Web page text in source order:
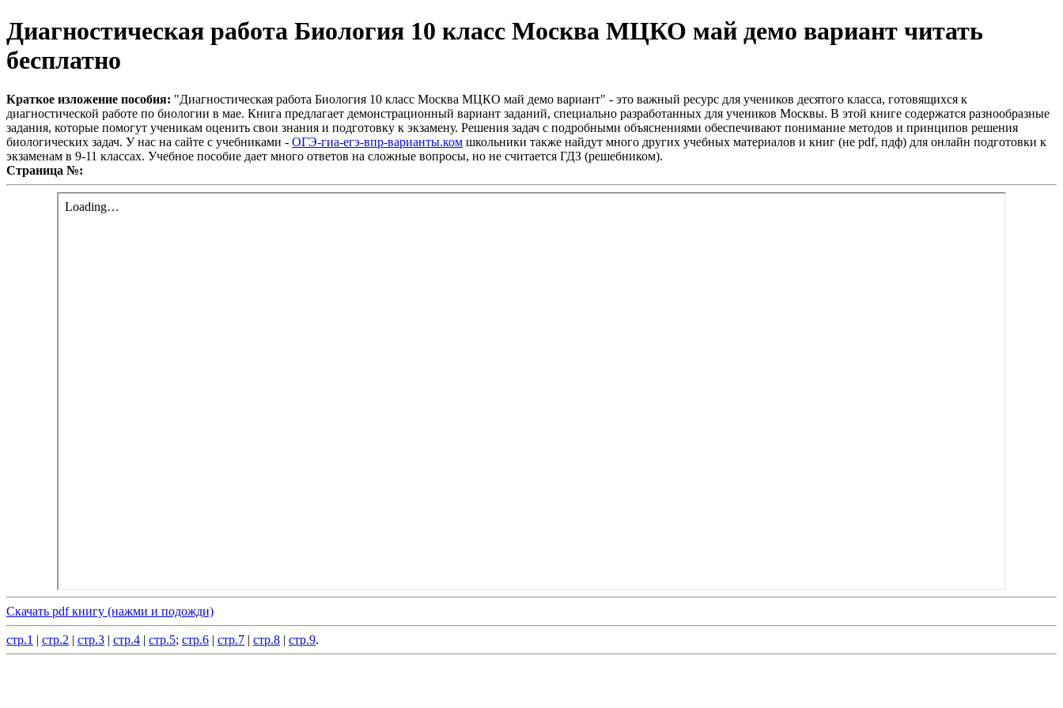
Диагностическая работа Биология 10 класс Москва МЦКО май демо вариант читать
бесплатно
Краткое изложение пособия: "Диагностическая работа Биология 10 класс Москва МЦКО май демо вариант" - это важный ресурс для учеников десятого класса, готовящихся к
диагностической работе по биологии в мае. Книга предлагает демонстрационный вариант заданий, специально разработанных для учеников Москвы. В этой книге содержатся разнообразные
задания, которые помогут ученикам оценить свои знания и подготовку к экзамену. Решения задач с подробными объяснениями обеспечивают понимание методов и принципов решения
биологических задач. У нас на сайте с учебниками - ОГЭ-гиа-егэ-впр-варианты.ком школьники также найдут много других учебных материалов и книг (не pdf, пдф) для онлайн подготовки к
экзаменам в 9-11 классах. Учебное пособие дает много ответов на сложные вопросы, но не считается ГДЗ (решебником).
Страница №:
Скачать pdf книгу (нажми и подожди)
стр.1 | стр.2 | стр.3 | стр.4 | стр.5; стр.6 | стр.7 | стр.8 | стр.9.